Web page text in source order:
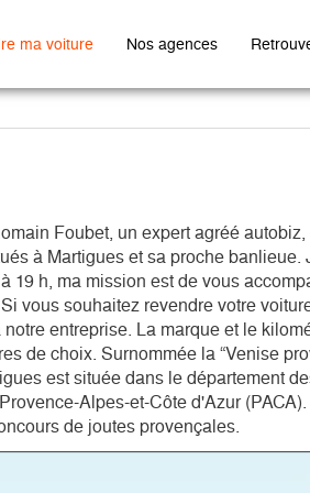
ma voiture Nos agences
Foubet, un expert agréé
à Martigues et sa proche banlieue.
19 h, ma mission est de vous
vous souhaitez revendre votre
entreprise. La marque et le
de choix. Surnommée la “Venise
est située dans le département
Alpes-et-Côte d'Azur
de joutes provençales.